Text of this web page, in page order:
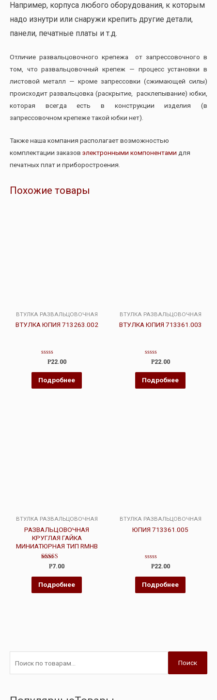
Например, корпуса любого оборудования, к которым
надо изнутри или снаружи крепить другие детали,
панели, печатные платы и т.д.
Отличие развальцовочного крепежа от запрессовочного в
том, что развальцовочный крепеж — процесс установки в
листовой металл — кроме запрессовки (сжимающей силы)
происходит развальцовка (раскрытие, расклепывание) юбки,
которая всегда есть в конструкции изделия (в
запрессовочном крепеже такой юбки нет).
Также наша компания располагает возможностью
комплектации заказов электронными компонентами для
печатных плат и приборостроения.
Похожие товары
ВТУЛКА РАЗВАЛЬЦОВОЧНАЯ
ВТУЛКА ЮПИЯ 713263.002
Оценка
из
5
Р22.00
Подробнее
ВТУЛКА РАЗВАЛЬЦОВОЧНАЯ
ВТУЛКА ЮПИЯ 713361.003
Оценка
из
5
Р22.00
Подробнее
ВТУЛКА РАЗВАЛЬЦОВОЧНАЯ
РАЗВАЛЬЦОВОЧНАЯ
КРУГЛАЯ ГАЙКА
МИНИАТЮРНАЯ ТИП RMHB
Оценка
5.00
из 5
Р7.00
Подробнее
ВТУЛКА РАЗВАЛЬЦОВОЧНАЯ
ЮПИЯ 713361.005
Оценка
из
5
Р22.00
Подробнее
Поиск